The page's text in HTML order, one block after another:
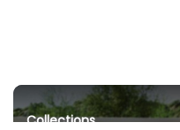
Collections